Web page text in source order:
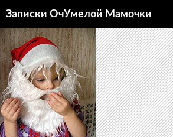
содержимому
Записки ОчУмелой Мамочки